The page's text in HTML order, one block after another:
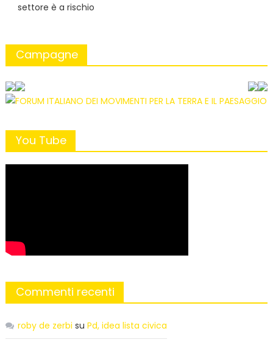
settore è a rischio
Campagne
You Tube
Commenti recenti
roby de zerbi su Pd, idea lista civica